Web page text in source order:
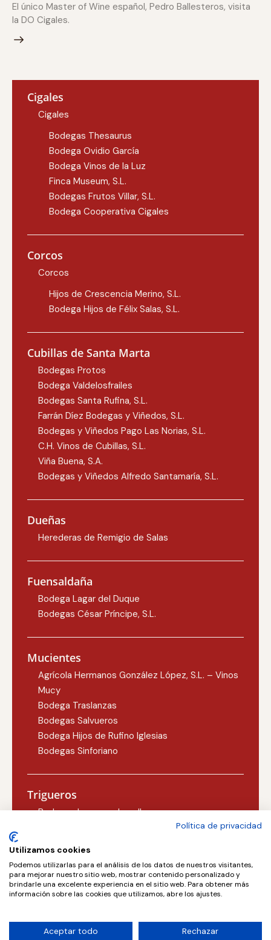
El único Master of Wine español, Pedro Ballesteros, visita
la DO Cigales.
Cigales
Cigales
Bodegas Thesaurus
Bodega Ovidio García
Bodega Vinos de la Luz
Finca Museum, S.L.
Bodegas Frutos Villar, S.L.
Bodega Cooperativa Cigales
Corcos
Corcos
Hijos de Crescencia Merino, S.L.
Bodega Hijos de Félix Salas, S.L.
Cubillas de Santa Marta
Bodegas Protos
Bodega Valdelosfrailes
Bodegas Santa Rufina, S.L.
Farrán Díez Bodegas y Viñedos, S.L.
Bodegas y Viñedos Pago Las Norias, S.L.
C.H. Vinos de Cubillas, S.L.
Viña Buena, S.A.
Bodegas y Viñedos Alfredo Santamaría, S.L.
Dueñas
Herederas de Remigio de Salas
Fuensaldaña
Bodega Lagar del Duque
Bodegas César Príncipe, S.L.
Mucientes
Agrícola Hermanos González López, S.L. – Vinos
Mucy
Bodega Traslanzas
Bodegas Salvueros
Bodega Hijos de Rufino Iglesias
Bodegas Sinforiano
Trigueros
Bodegas Lezcano-Lacalle
Valoria la Buena
Concejo Bodegas, S.L.
Política de privacidad
Utilizamos cookies
Podemos utilizarlas para el análisis de los datos de nuestros visitantes,
para mejorar nuestro sitio web, mostrar contenido personalizado y
brindarle una excelente experiencia en el sitio web. Para obtener más
información sobre las cookies que utilizamos, abre los ajustes.
Aceptar todo Rechazar